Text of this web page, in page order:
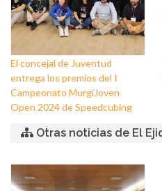
El concejal de Juventud
entrega los premios del I
Campeonato MurgiJoven
Open 2024 de Speedcubing
Otras noticias de El